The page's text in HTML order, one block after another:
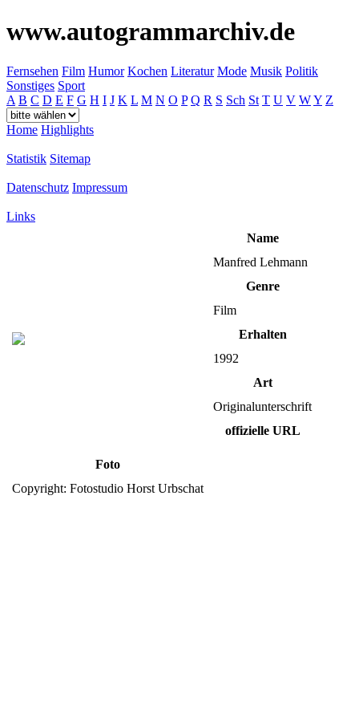
www.autogrammarchiv.de
Fernsehen Film Humor Kochen Literatur Mode Musik Politik
Sonstiges Sport
A B C D E F G H I J K L M N O P Q R S Sch St T U V WY Z
Home Highlights
Statistik Sitemap
Datenschutz Impressum
Links
Name
Manfred Lehmann
Genre
Film
Erhalten
1992
Art
Originalunterschrift
offizielle URL
Foto
Copyright: Fotostudio Horst Urbschat